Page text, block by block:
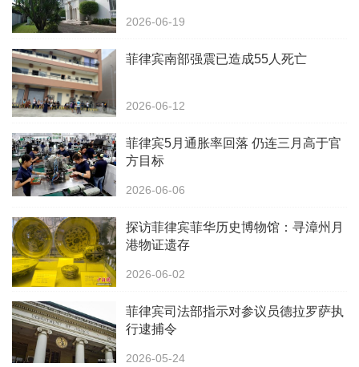
2026-06-19
菲律宾南部强震已造成55人死亡
2026-06-12
菲律宾5月通胀率回落 仍连三月高于官
方目标
2026-06-06
探访菲律宾菲华历史博物馆：寻漳州月
港物证遗存
2026-06-02
菲律宾司法部指示对参议员德拉罗萨执
行逮捕令
2026-05-24